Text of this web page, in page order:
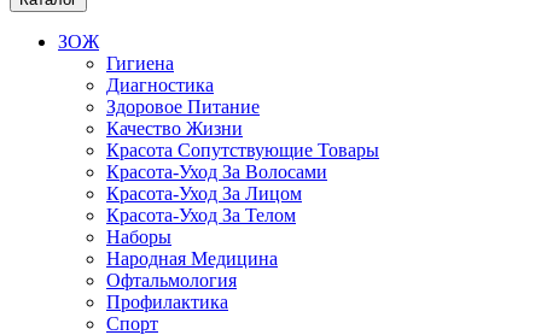
ЗОЖ
Гигиена
Диагностика
Здоровое Питание
Качество Жизни
Красота Сопутствующие Товары
Красота-Уход За Волосами
Красота-Уход За Лицом
Красота-Уход За Телом
Наборы
Народная Медицина
Офтальмология
Профилактика
Спорт